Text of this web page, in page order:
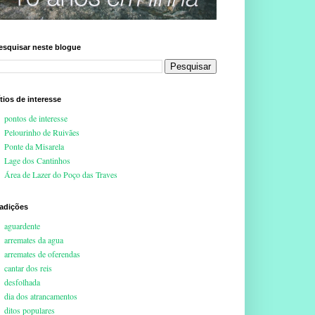
neste blogue
de interesse
pontos de interesse
Pelourinho de Ruivães
Ponte da Misarela
Lage dos Cantinhos
Área de Lazer do Poço das Traves
aguardente
arremates da agua
arremates de oferendas
cantar dos reis
desfolhada
dia dos atrancamentos
ditos populares